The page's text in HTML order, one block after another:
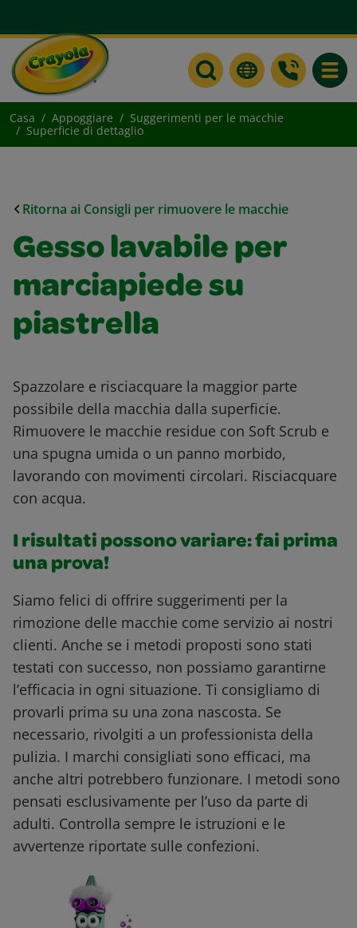
Casa Appoggiare
Suggerimenti per le macchie
Superficie di dettaglio
Ritorna ai Consigli per rimuovere le macchie
Gesso lavabile per
marciapiede su
piastrella
Spazzolare e risciacquare la maggior parte
possibile della macchia dalla superficie.
Rimuovere le macchie residue con Soft Scrub e
una spugna umida o un panno morbido,
lavorando con movimenti circolari. Risciacquare
con acqua.
I risultati possono variare: fai prima
una prova!
Siamo felici di offrire suggerimenti per la
rimozione delle macchie come servizio ai nostri
clienti. Anche se i metodi proposti sono stati
testati con successo, non possiamo garantirne
l’efficacia in ogni situazione. Ti consigliamo di
provarli prima su una zona nascosta. Se
necessario, rivolgiti a un professionista della
pulizia. I marchi consigliati sono efficaci, ma
anche altri potrebbero funzionare. I metodi sono
pensati esclusivamente per l’uso da parte di
adulti. Controlla sempre le istruzioni e le
avvertenze riportate sulle confezioni.